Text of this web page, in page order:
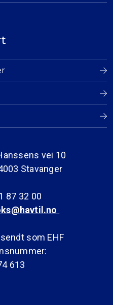
vei 10
Stavanger
87 32 00
som EHF
613